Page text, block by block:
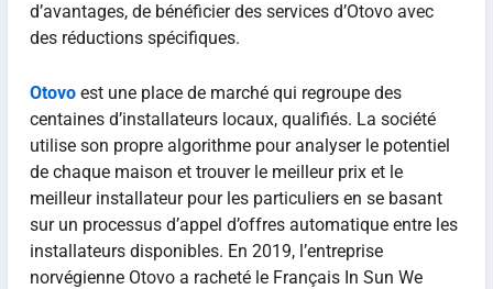
d’avantages, de bénéficier des services d’Otovo avec
des réductions spécifiques.
Otovo est une place de marché qui regroupe des
centaines d’installateurs locaux, qualifiés. La société
utilise son propre algorithme pour analyser le potentiel
de chaque maison et trouver le meilleur prix et le
meilleur installateur pour les particuliers en se basant
sur un processus d’appel d’offres automatique entre les
installateurs disponibles. En 2019, l’entreprise
norvégienne Otovo a racheté le Français In Sun We